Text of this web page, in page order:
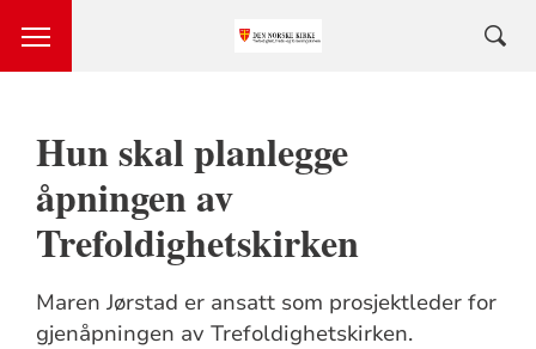
Hun skal planlegge
åpningen av
Trefoldighetskirken
Maren Jørstad er ansatt som prosjektleder for
gjenåpningen av Trefoldighetskirken.